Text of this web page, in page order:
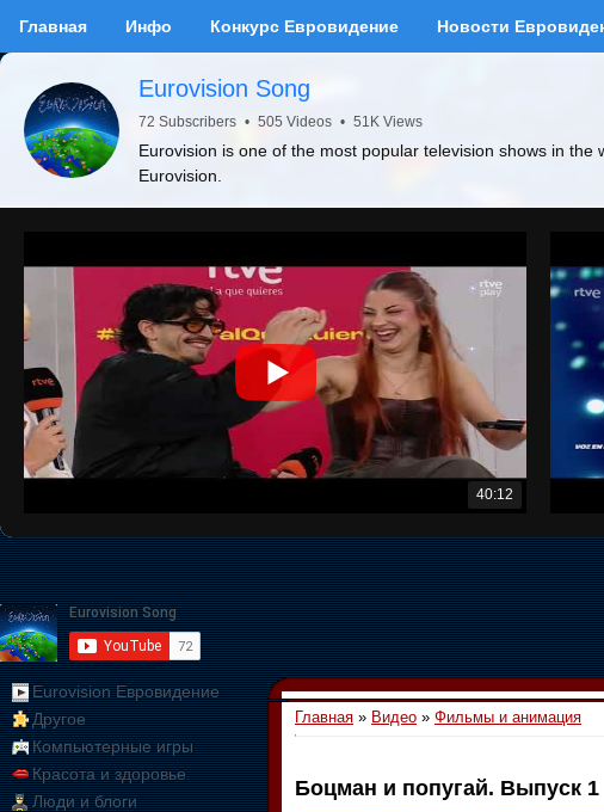
Главная Инфо Конкурс Евровидение Новости
Eurovision Song
72 Subscribers • 505 Videos • 51K Views
Eurovision is one of the most popular television shows in
Eurovision.
40:12
Eurovision Евровидение
Другое
Компьютерные игры
Красота и здоровье
Люди и блоги
Главная » Видео » Фильмы и анимация
Боцман и попугай. Выпуск 1